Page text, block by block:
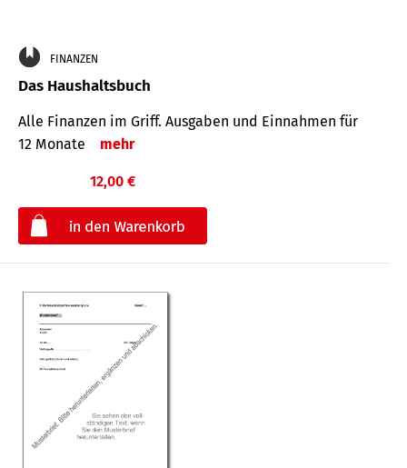
FINANZEN
Das Haushaltsbuch
Alle Finanzen im Griff. Aus­gaben und Ein­nahmen für
12 Monate
mehr
12,00 €